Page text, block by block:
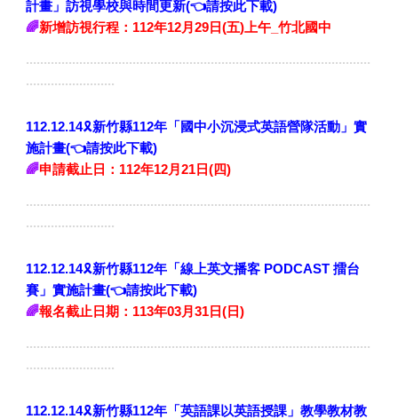
計畫」訪視學校與時間更新(👈請按此下載)
🌈新增訪視行程 ：112年12月29日(五)上午_竹北國中
.................................................................................................
.........................
112.12.14🎗️新竹縣112年「國中小沉浸式英語營隊活動」實
施計畫(👈請按此下載)
🌈申請截止日 ：112年12月21日(四)
.................................................................................................
.........................
112.12.14🎗️新竹縣112年「線上英文播客 PODCAST 擂台
賽」實施計畫(👈請按此下載)
🌈報名截止日期 ：113年03月31 日( 日)
.................................................................................................
.........................
112.12.14🎗️新竹縣112年「英語課以英語授課」教學教材教